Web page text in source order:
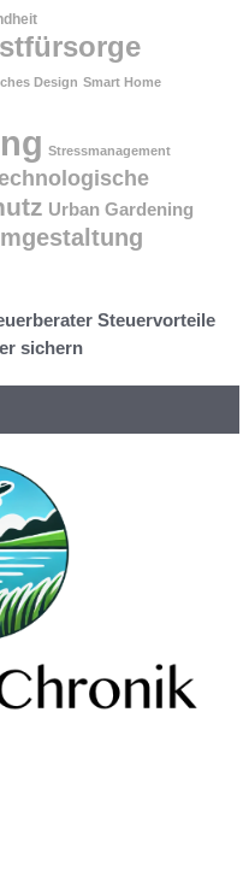
Design Smart Home
Stressmanagement
Urban Gardening
Steuervorteile
sichern